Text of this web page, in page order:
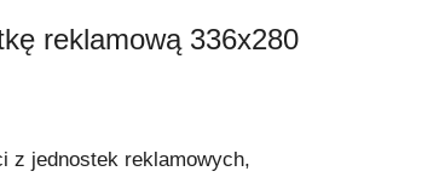
reklamową 336x280
z jednostek reklamowych,